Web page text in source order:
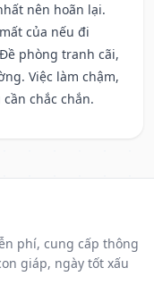
nên hoãn lại.
của nếu đi
phòng tranh cãi,
Việc làm chậm,
chắc chắn.
phí, cung cấp thông
giáp, ngày tốt xấu